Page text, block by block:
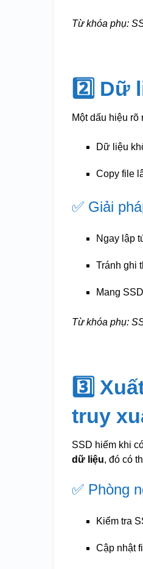
Từ khóa phụ:
2️⃣ Dữ
Một dấu hiệu
Dữ liệu
Copy file
✅ Giải
Ngay lập
Tránh ghi
Mang
Từ khóa phụ:
3️⃣
truy
SSD hiếm khi
dữ liệu, đó có
✅ Phòng
Kiểm tra
Cập nhật